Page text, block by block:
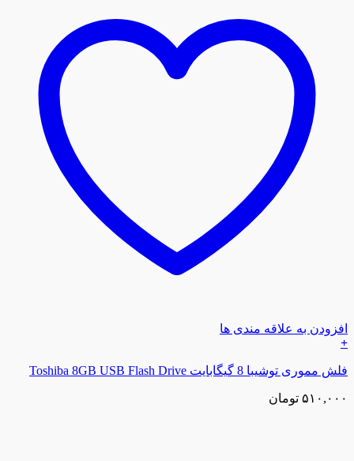
افزودن به علاقه مندی ها
+
فلش مموری توشیبا 8 گیگابایت Toshiba 8GB USB Flash Drive
۵۱۰,۰۰۰ تومان